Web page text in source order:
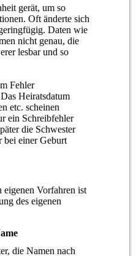
gerät, um so
Oft änderte sich
Daten wie
nicht genau, die
lesbar und so
Fehler
Heiratsdatum
etc. scheinen
ein Schreibfehler
die Schwester
bei einer Geburt
eigenen Vorfahren ist
des eigenen
die Namen nach